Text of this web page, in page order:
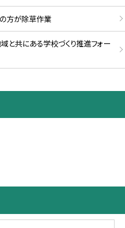
方が除草作業
と共にある学校づくり推進フォー